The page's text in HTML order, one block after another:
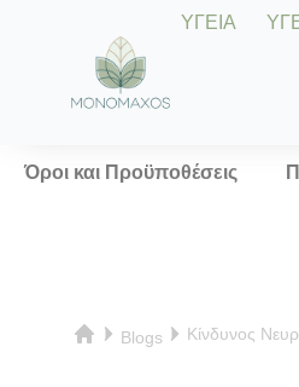
ΥΓΕΙΑ
Όροι και Προϋποθέσεις
Blogs Κίνδυνος